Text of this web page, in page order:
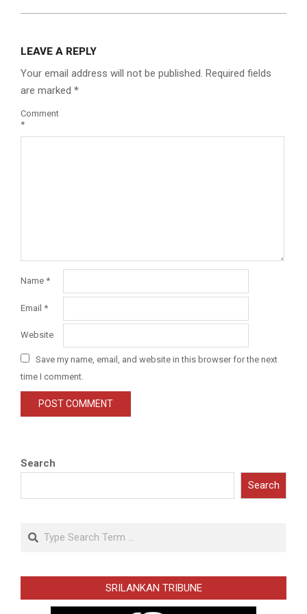
LEAVE A REPLY
Your email address will not be published. Required fields
are marked *
Comment
*
Name *
Email *
Website
Save my name, email, and website in this browser for the next
time I comment.
Search
Search
Search
SRILANKAN TRIBUNE